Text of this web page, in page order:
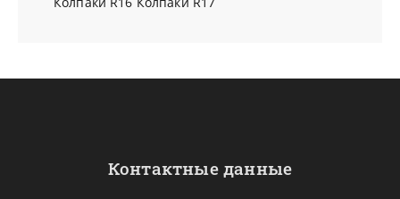
Контактные данные